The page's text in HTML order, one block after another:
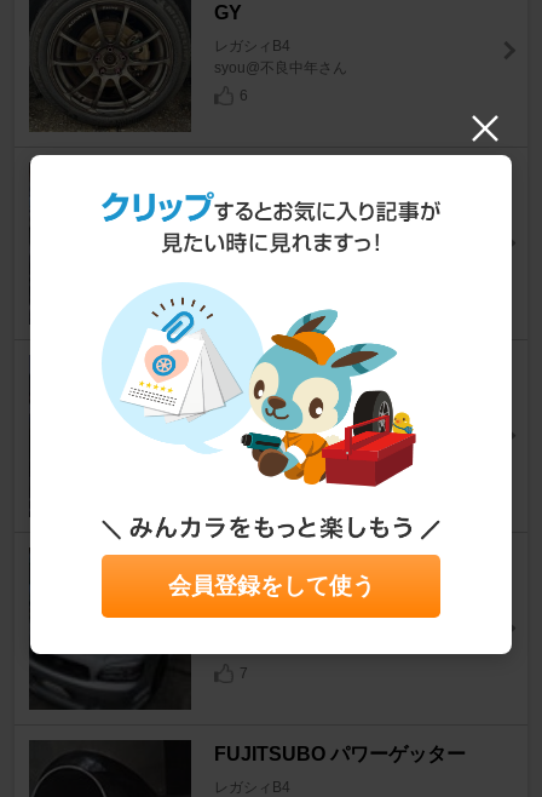
GY
レガシィB4
syou@不良中年さん
6
D-spec Stage1
レガシィB4
スバル(純正) GDB用ブレンボキ
ャリパー
レガシィB4
紅葉おろしさん
フレンズさんオリジナル？ /
ワンオフエアロボンネット
レガシィB4
7
FUJITSUBO パワーゲッター
レガシィB4
会員登録をして使う